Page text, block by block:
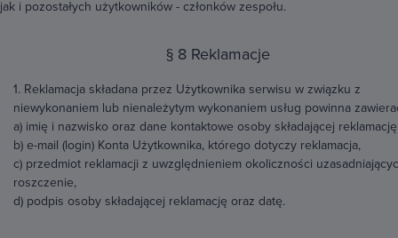
jak i pozostałych użytkowników - członków zespołu.
§ 8 Reklamacje
1. Reklamacja składana przez Użytkownika serwisu w związku z
niewykonaniem lub nienależytym wykonaniem usług powinna
a) imię i nazwisko oraz dane kontaktowe osoby składającej
b) e-mail (login) Konta Użytkownika, którego dotyczy reklamacja,
c) przedmiot reklamacji z uwzględnieniem okoliczności
roszczenie,
d) podpis osoby składającej reklamację oraz datę.